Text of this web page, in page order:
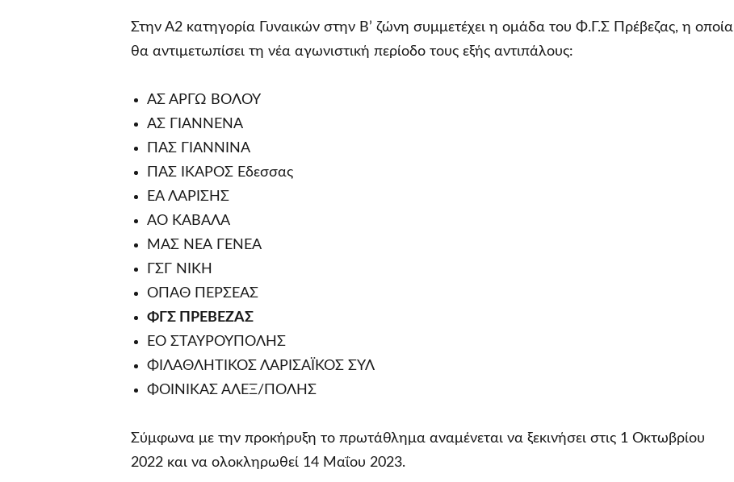
Στην Α2 κατηγορία Γυναικών στην Β’ ζώνη συμμετέχει η ομάδα του Φ.Γ.Σ Πρέβεζας, η οποία
θα αντιμετωπίσει τη νέα αγωνιστική περίοδο τους εξής αντιπάλους:
ΑΣ ΑΡΓΩ ΒΟΛΟΥ
ΑΣ ΓΙΑΝΝΕΝΑ
ΠΑΣ ΓΙΑΝΝΙΝΑ
ΠΑΣ ΙΚΑΡΟΣ Έδεσσας
ΕΑ ΛΑΡΙΣΗΣ
ΑΟ ΚΑΒΑΛΑ
ΜΑΣ ΝΕΑ ΓΕΝΕΑ
ΓΣΓ ΝΙΚΗ
ΟΠΑΘ ΠΕΡΣΕΑΣ
ΦΓΣ ΠΡΕΒΕΖΑΣ
ΕΟ ΣΤΑΥΡΟΥΠΟΛΗΣ
ΦΙΛΑΘΛΗΤΙΚΟΣ ΛΑΡΙΣΑΪΚΟΣ ΣΥΛ
ΦΟΙΝΙΚΑΣ ΑΛΕΞ/ΠΟΛΗΣ
Σύμφωνα με την προκήρυξη το πρωτάθλημα αναμένεται να ξεκινήσει στις 1 Οκτωβρίου
2022 και να ολοκληρωθεί 14 Μαΐου 2023.